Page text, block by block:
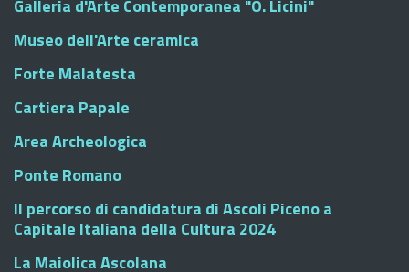
Galleria d'Arte Contemporanea "O. Licini"
Museo dell'Arte ceramica
Forte Malatesta
Cartiera Papale
Area Archeologica
Ponte Romano
Il percorso di candidatura di Ascoli Piceno a
Capitale Italiana della Cultura 2024
La Maiolica Ascolana